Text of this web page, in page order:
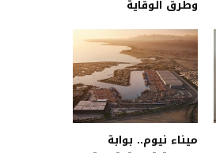
وطرق الوقاية
ميناء نيوم.. بوابة